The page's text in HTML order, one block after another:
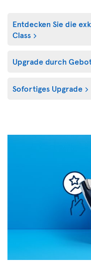
Entdecken Sie die
Class
Upgrade durch
Sofortiges Upgrade